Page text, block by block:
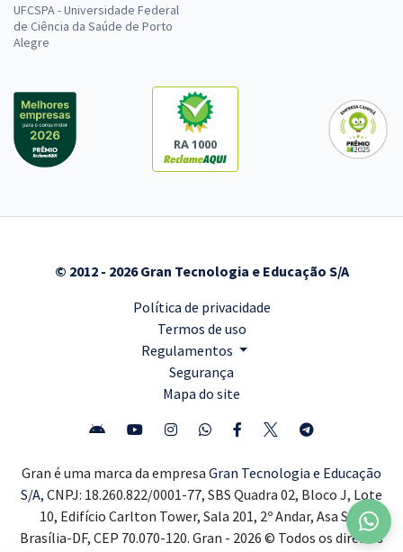
UFCSPA - Universidade Federal
de Ciência da Saúde de Porto
Alegre
RA 1000
© 2012 - 2026 Gran Tecnologia e Educação S/A
Política de privacidade
Termos de uso
Regulamentos
Segurança
Mapa do site
Gran é uma marca da empresa Gran Tecnologia e Educação
S/A, CNPJ: 18.260.822/0001-77, SBS Quadra 02, Bloco J, Lote
10, Edifício Carlton Tower, Sala 201, 2º Andar, Asa Sul,
Brasília-DF, CEP 70.070-120. Gran - 2026 © Todos os direitos